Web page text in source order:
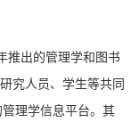
推出的管理学和图书
究人员、学生等共同
理学信息平台。其